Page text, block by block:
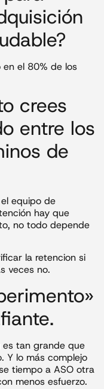
el 80% de los
crees
entre los
de
equipo de
hay que
no todo depende
la retencion si
veces no.
es tan grande que
Y lo más complejo
tiempo a ASO otra
menos esfuerzo.